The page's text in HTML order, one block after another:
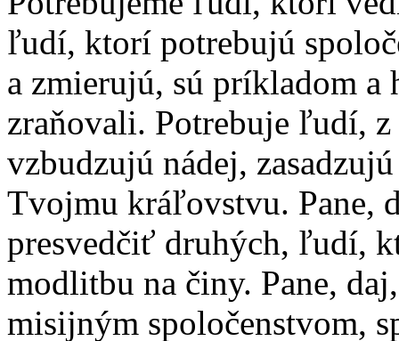
ľudí, ktorí potrebujú
a zmierujú, sú príkladom a
zraňovali. Potrebuje ľudí,
vzbudzujú nádej,
Tvojmu kráľovstvu. Pane,
presvedčiť druhých, ľudí,
modlitbu na činy. Pane,
misijným spoločenstvom,